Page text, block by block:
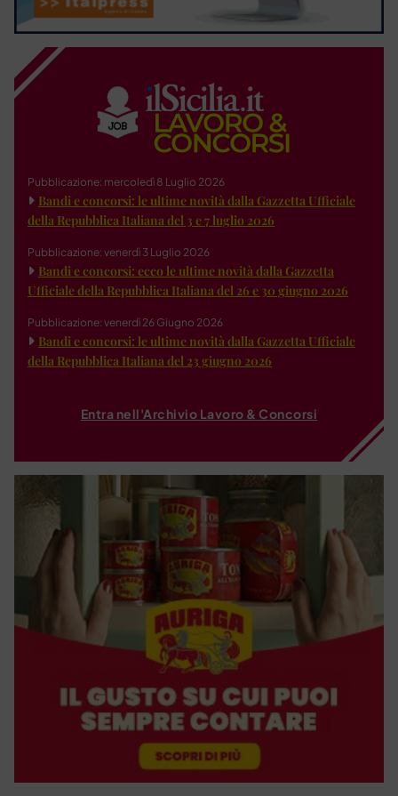
Pubblicazione: mercoledì 8 Luglio 2026
Bandi e concorsi: le ultime novità dalla Gazzetta Ufficiale
della Repubblica Italiana del 3 e 7 luglio 2026
Pubblicazione: venerdì 3 Luglio 2026
Bandi e concorsi: ecco le ultime novità dalla Gazzetta
Ufficiale della Repubblica Italiana del 26 e 30 giugno 2026
Pubblicazione: venerdì 26 Giugno 2026
Bandi e concorsi: le ultime novità dalla Gazzetta Ufficiale
della Repubblica Italiana del 23 giugno 2026
Entra nell'Archivio Lavoro & Concorsi